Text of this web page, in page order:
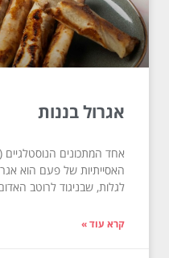
אגרול בננות
אחד המתכונים הנוסטלגיים
האסייתיות של פעם הוא
לגלות, שבניגוד לרוטב
קרא עוד »